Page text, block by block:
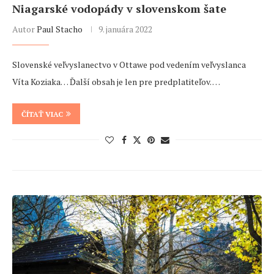
Niagarské vodopády v slovenskom šate
AutorPaul Stacho 9. januára 2022
Slovenské veľvyslanectvo v Ottawe pod vedením veľvyslanca
Víta Koziaka… Ďalší obsah je len pre predplatiteľov. …
ČÍTAŤ VIAC